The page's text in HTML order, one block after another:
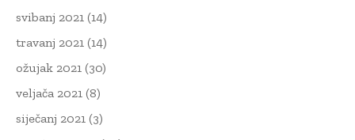
svibanj 2021 (14)
travanj 2021 (14)
ožujak 2021 (30)
veljača 2021 (8)
siječanj 2021 (3)